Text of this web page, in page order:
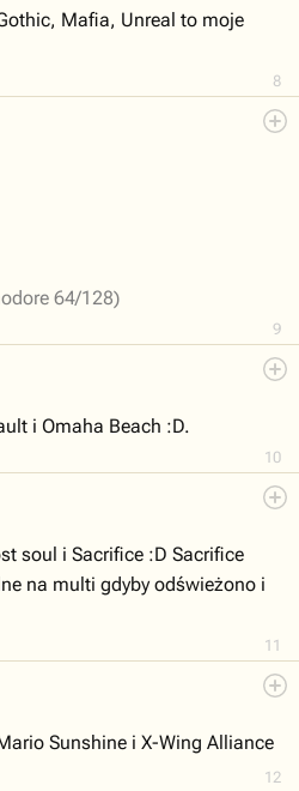
8
Mafia, Unreal to moje
9
64/128)
10
i Omaha Beach :D.
11
soul i Sacrifice :D Sacrifice
na multi gdyby odświeżono i
12
Sunshine i X-Wing Alliance